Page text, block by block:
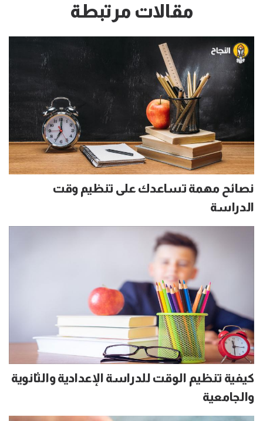
مقالات مرتبطة
نصائح مهمة تساعدك على تنظيم وقت
الدراسة
كيفية تنظيم الوقت للدراسة الإعدادية والثانوية
والجامعية